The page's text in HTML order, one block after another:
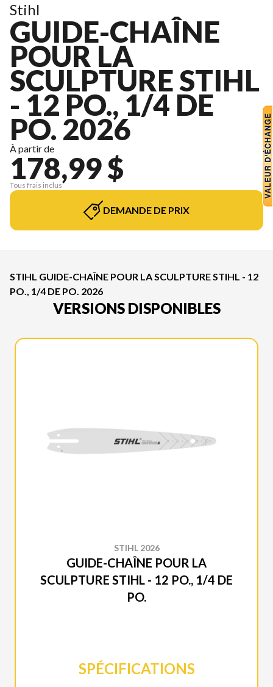
Stihl
GUIDE-CHAÎNE
POUR LA
SCULPTURE STIHL
- 12 PO., 1/4 DE
PO. 2026
À partir de
178,99 $
Tous frais inclus
DEMANDE DE PRIX
STIHL GUIDE-CHAÎNE POUR LA SCULPTURE STIHL - 12
PO., 1/4 DE PO. 2026
VERSIONS DISPONIBLES
STIHL 2026
GUIDE-CHAÎNE POUR LA
SCULPTURE STIHL - 12 PO., 1/4 DE
PO.
SPÉCIFICATIONS